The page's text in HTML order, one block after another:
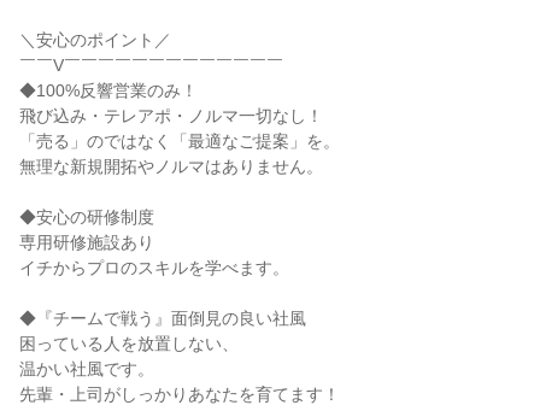
＼安心のポイント／
￣￣V￣￣￣￣￣￣￣￣￣￣￣￣￣
◆100%反響営業のみ！
飛び込み・テレアポ・ノルマ一切なし！
「売る」のではなく「最適なご提案」を。
無理な新規開拓やノルマはありません。
◆安心の研修制度
専用研修施設あり
イチからプロのスキルを学べます。
◆『チームで戦う』面倒見の良い社風
困っている人を放置しない、
温かい社風です。
先輩・上司がしっかりあなたを育てます！